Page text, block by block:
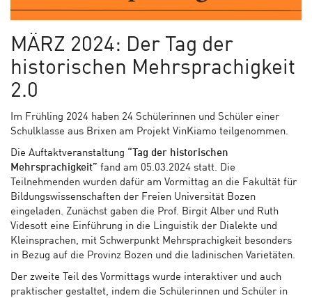
MÄRZ 2024: Der Tag der
historischen Mehrsprachigkeit
2.0
Im Frühling 2024 haben 24 Schülerinnen und Schüler einer
Schulklasse aus Brixen am Projekt VinKiamo teilgenommen.
Die Auftaktveranstaltung “Tag der historischen
Mehrsprachigkeit” fand am 05.03.2024 statt. Die
Teilnehmenden wurden dafür am Vormittag an die Fakultät für
Bildungswissenschaften der Freien Universität Bozen
eingeladen. Zunächst gaben die Prof. Birgit Alber und Ruth
Videsott eine Einführung in die Linguistik der Dialekte und
Kleinsprachen, mit Schwerpunkt Mehrsprachigkeit besonders
in Bezug auf die Provinz Bozen und die ladinischen Varietäten.
Der zweite Teil des Vormittags wurde interaktiver und auch
praktischer gestaltet, indem die Schülerinnen und Schüler in